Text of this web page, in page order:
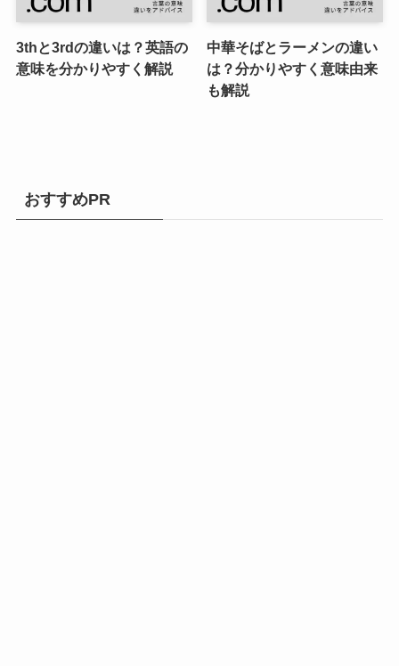
3thと3rdの違いは？英語の
意味を分かりやすく解説
中華そばとラーメンの違い
は？分かりやすく意味由来
も解説
おすすめPR